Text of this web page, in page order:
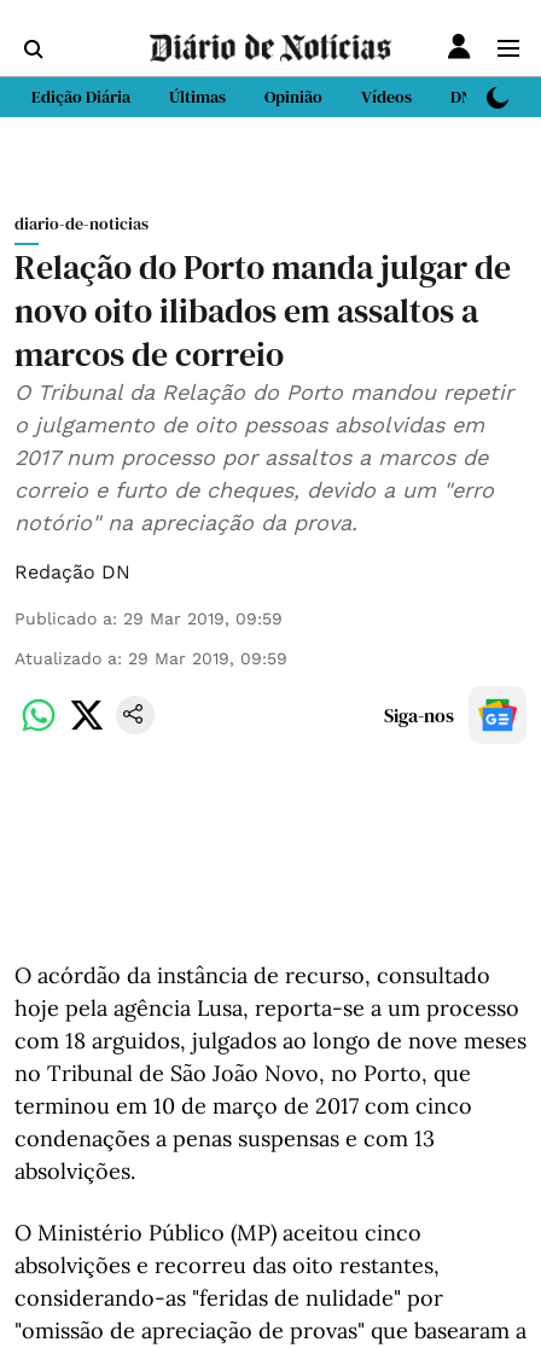
Edição Diária Últimas Opinião Vídeos DN Sport
diario-de-noticias
Relação do Porto manda julgar de
novo oito ilibados em assaltos a
marcos de correio
O Tribunal da Relação do Porto mandou repetir
o julgamento de oito pessoas absolvidas em
2017 num processo por assaltos a marcos de
correio e furto de cheques, devido a um "erro
notório" na apreciação da prova.
Redação DN
Publicado a: 29 Mar 2019, 09:59
Atualizado a: 29 Mar 2019, 09:59
Siga-nos
O acórdão da instância de recurso, consultado
hoje pela agência Lusa, reporta-se a um processo
com 18 arguidos, julgados ao longo de nove meses
no Tribunal de São João Novo, no Porto, que
terminou em 10 de março de 2017 com cinco
condenações a penas suspensas e com 13
absolvições.
O Ministério Público (MP) aceitou cinco
absolvições e recorreu das oito restantes,
considerando-as "feridas de nulidade" por
"omissão de apreciação de provas" que basearam a